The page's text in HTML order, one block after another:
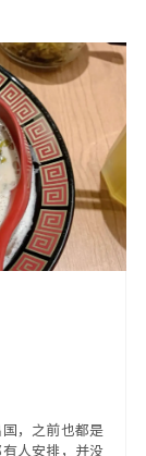
，之前也都是
人安排，并没